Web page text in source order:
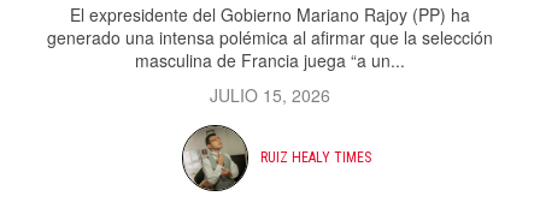
El expresidente del Gobierno Mariano Rajoy (PP) ha
generado una intensa polémica al afirmar que la selección
masculina de Francia juega “a un...
JULIO 15, 2026
RUIZ HEALY TIMES